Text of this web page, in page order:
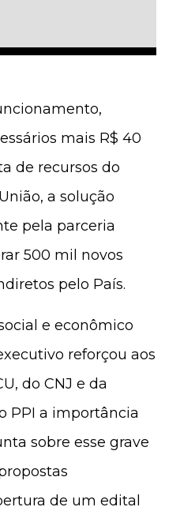
mais R$ 40
de recursos do
a solução
pela parceria
500 mil novos
pelo País.
e econômico
reforçou aos
do CNJ e da
PPI a importância
sobre esse grave
de um edital